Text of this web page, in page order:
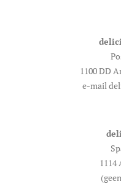
1100 DD
e-mail
1114